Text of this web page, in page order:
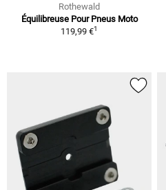
Rothewald
Équilibreuse Pour Pneus Moto
119,99 €1